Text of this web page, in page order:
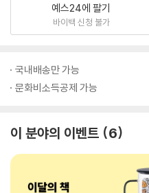
예스24에 팔기
바이백 신청 불가
국내배송만 가능
문화비소득공제 가능
이 분야의 이벤트 6